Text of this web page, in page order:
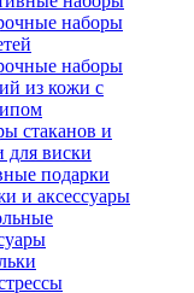
наборы
наборы
из кожи с
стаканов и
для виски
подарки
и аксессуары